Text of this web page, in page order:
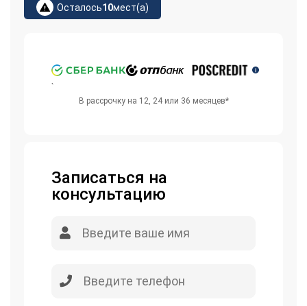
Осталось10мест(а)
`
В рассрочку на 12, 24 или 36 месяцев*
Записаться на
консультацию